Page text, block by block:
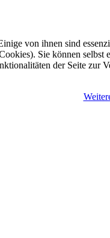
von ihnen sind
Sie können selbst
der Seite zur